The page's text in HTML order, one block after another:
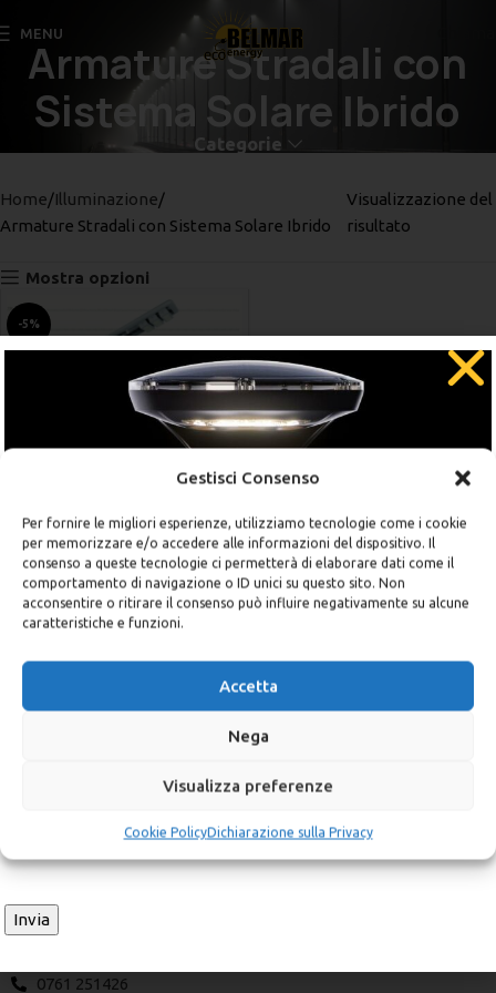
Gestisci Consenso
Per fornire le migliori esperienze, utilizziamo tecnologie come i cookie
per memorizzare e/o accedere alle informazioni del dispositivo. Il
consenso a queste tecnologie ci permetterà di elaborare dati come il
comportamento di navigazione o ID unici su questo sito. Non
acconsentire o ritirare il consenso può influire negativamente su alcune
caratteristiche e funzioni.
Accetta
Nega
Visualizza preferenze
Cookie PolicyDichiarazione sulla Privacy
MENU
Armature Stradali con
Sistema Solare Ibrido
Categorie
Home Illuminazione
Armature Stradali con Sistema Solare Ibrido
Visualizzazione del
risultato
Mostra opzioni
-5%
Lampada Solare Stradale
100W – Zero consumi,
massima efficienza
Illuminazione,Armature
Stradali con Sistema Solare
530,00
Chi siamo
Contatti
0761 251426
SCONTO DEL 5%
Iscriviti alla newsletter e ricevi subito un codice sconto
personale del 5% valido per il tuo ordine